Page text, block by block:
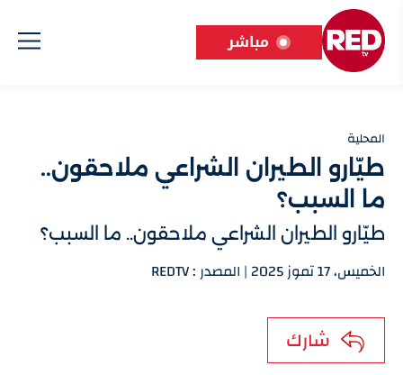
مباشر
المحلية
طيّارو الطيران الشراعي ملاحقون..
ما السبب؟
طيّارو الطيران الشراعي ملاحقون.. ما السبب؟
الخميس، 17 تموز 2025 | المصدر : REDTV
شارك